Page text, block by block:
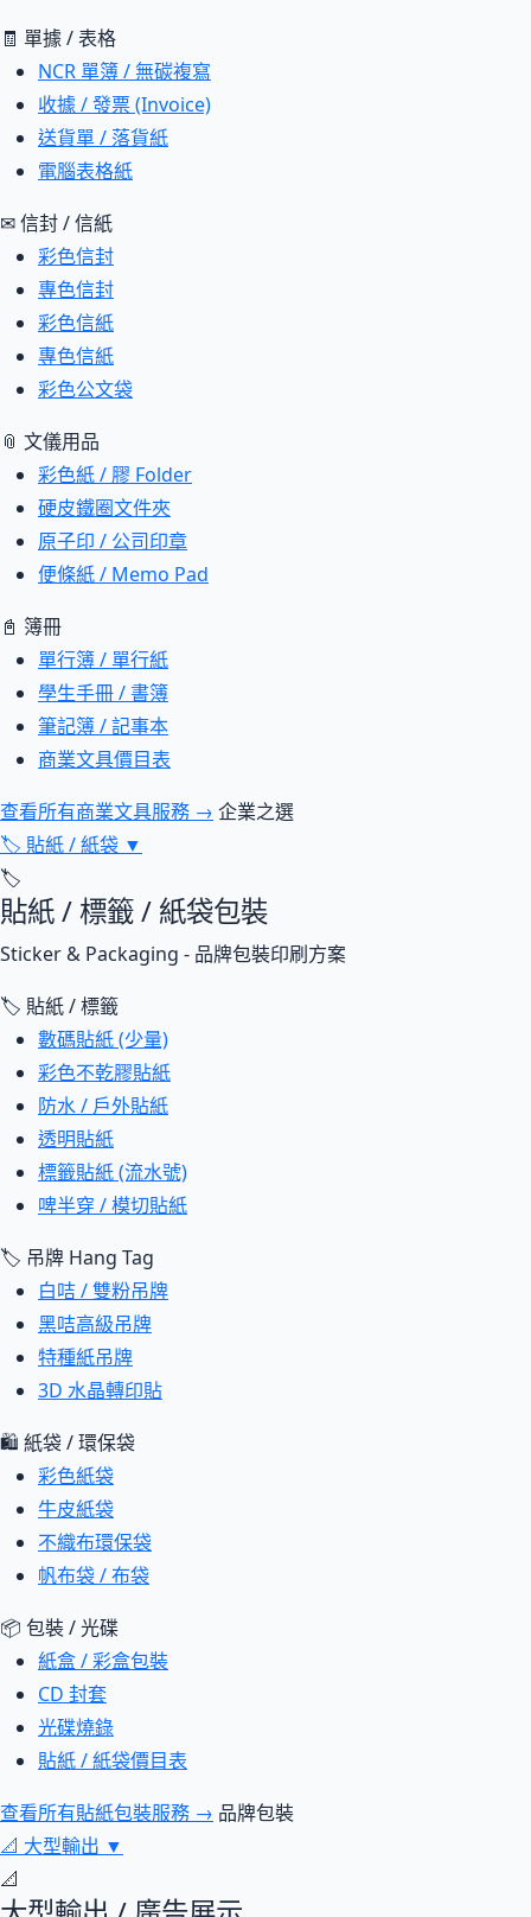
🧾 單據 / 表格
NCR 單簿 / 無碳複寫
收據 / 發票 (Invoice)
送貨單 / 落貨紙
電腦表格紙
✉ 信封 / 信紙
彩色信封
專色信封
彩色信紙
專色信紙
彩色公文袋
📎 文儀用品
彩色紙 / 膠 Folder
硬皮鐵圈文件夾
原子印 / 公司印章
便條紙 / Memo Pad
📓 簿冊
單行簿 / 單行紙
學生手冊 / 書簿
筆記簿 / 記事本
商業文具價目表
查看所有商業文具服務 → 企業之選
🏷 貼紙 / 紙袋 ▼
🏷
貼紙 / 標籤 / 紙袋包裝
Sticker & Packaging - 品牌包裝印刷方案
🏷 貼紙 / 標籤
數碼貼紙 (少量)
彩色不乾膠貼紙
防水 / 戶外貼紙
透明貼紙
標籤貼紙 (流水號)
啤半穿 / 模切貼紙
🏷 吊牌 Hang Tag
白咭 / 雙粉吊牌
黑咭高級吊牌
特種紙吊牌
3D 水晶轉印貼
🛍 紙袋 / 環保袋
彩色紙袋
牛皮紙袋
不織布環保袋
帆布袋 / 布袋
📦 包裝 / 光碟
紙盒 / 彩盒包裝
CD 封套
光碟燒錄
貼紙 / 紙袋價目表
查看所有貼紙包裝服務 → 品牌包裝
📐 大型輸出 ▼
📐